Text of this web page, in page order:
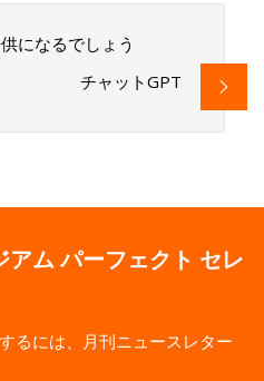
になるでしょう
チャットGPT
ム パーフェクト セレ
るには、月刊ニュースレター